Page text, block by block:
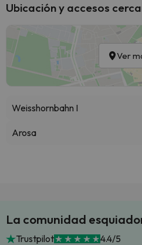
Ubicación y accesos
Ver
Weisshornbahn I
Arosa
La comunidad
Trustpilot 4.4/5